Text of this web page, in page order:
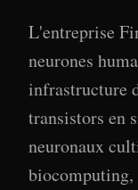
L'entreprise
neurones
infrastructure
transistors en
neuronaux
biocomputing,